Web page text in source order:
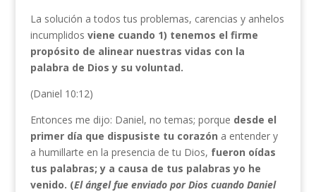
La solución a todos tus problemas, carencias y anhelos
incumplidos viene cuando 1) tenemos el firme
propósito de alinear nuestras vidas con la
palabra de Dios y su voluntad.
(Daniel 10:12)
Entonces me dijo: Daniel, no temas; porque desde el
primer día que dispusiste tu corazón a entender y
a humillarte en la presencia de tu Dios, fueron oídas
tus palabras; y a causa de tus palabras yo he
venido. (El ángel fue enviado por Dios cuando Daniel